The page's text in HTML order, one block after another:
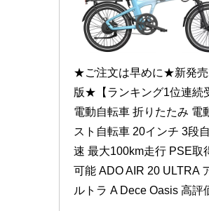
★ご注文は早めに★新発
版★【ランキング1位連続
電動自転車 折りたたみ 電
スト自転車 20インチ 3段
速 最大100km走行 PSE取
可能 ADO AIR 20 ULTRA
ルトラ A Dece Oasis 高評